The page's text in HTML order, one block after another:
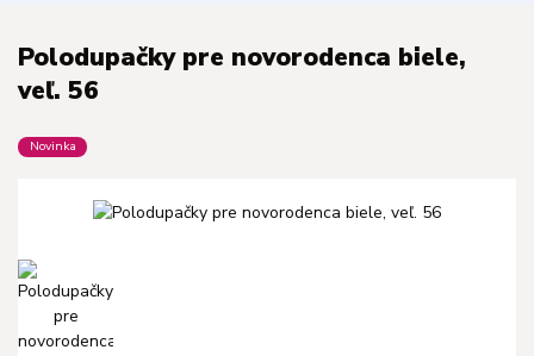
Polodupačky pre novorodenca biele,
veľ. 56
Novinka